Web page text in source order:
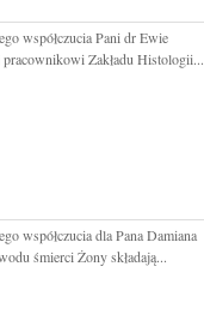
współczucia Pani dr Ewie
Zakładu Histologii...
współczucia dla Pana Damiana
śmierci Żony składają...